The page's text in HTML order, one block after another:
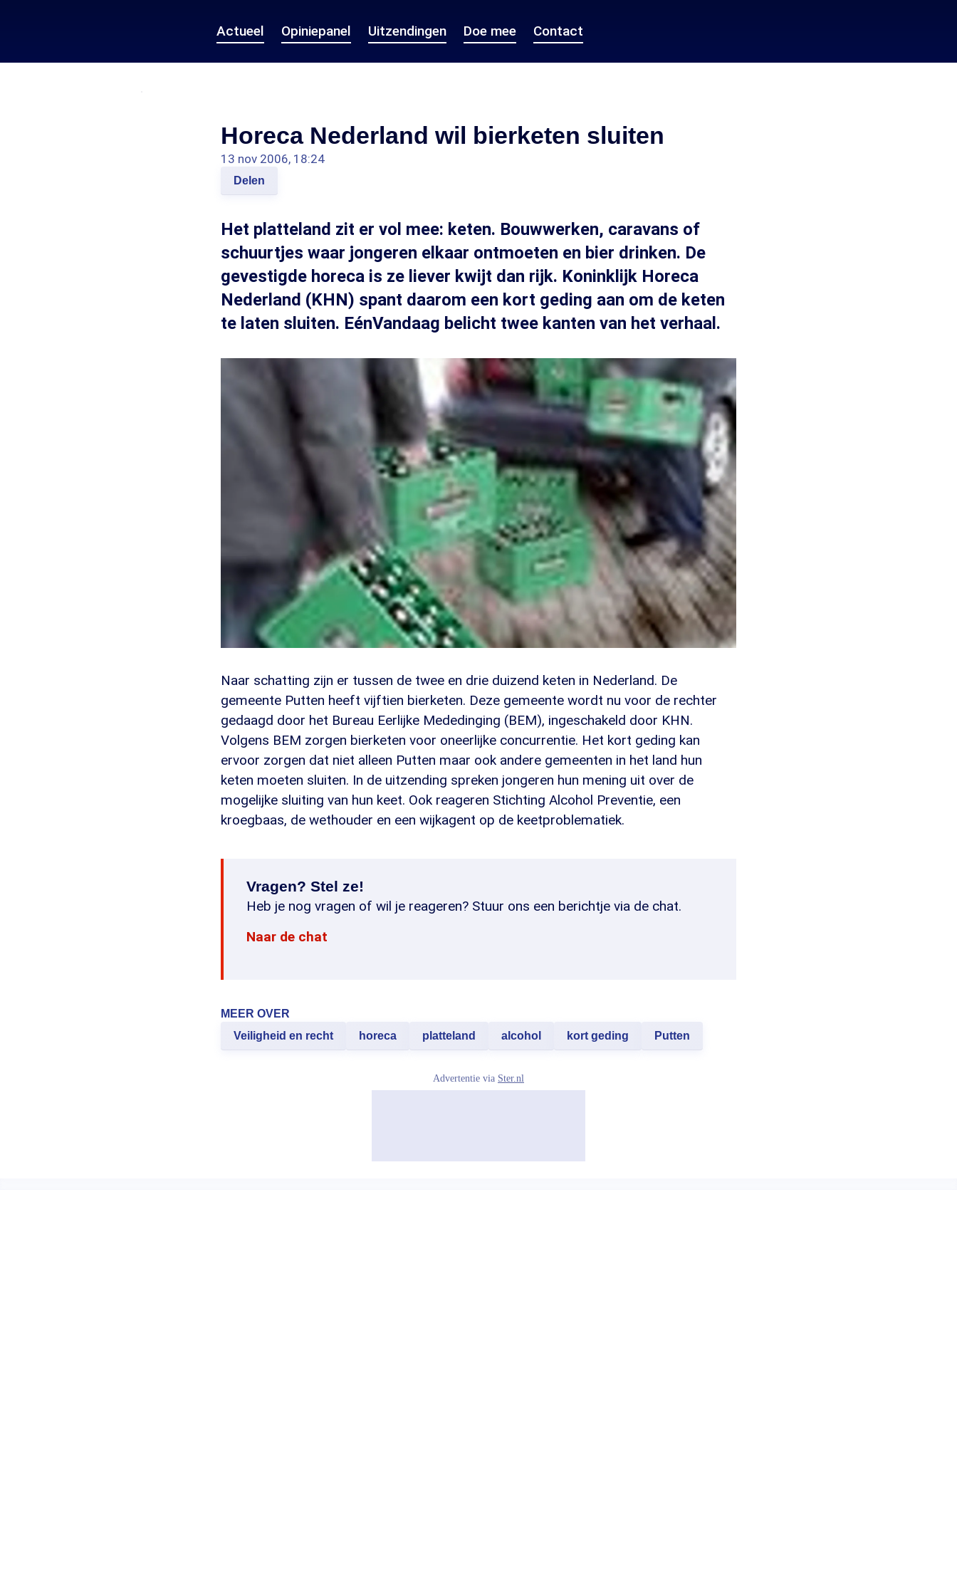
Actueel Opiniepanel Uitzendingen Doe mee Contact
Horeca Nederland wil bierketen sluiten
13 nov 2006, 18:24
Delen
Het platteland zit er vol mee: keten. Bouwwerken, caravans of
schuurtjes waar jongeren elkaar ontmoeten en bier drinken. De
gevestigde horeca is ze liever kwijt dan rijk. Koninklijk Horeca
Nederland (KHN) spant daarom een kort geding aan om de keten
te laten sluiten. EénVandaag belicht twee kanten van het verhaal.
Naar schatting zijn er tussen de twee en drie duizend keten in Nederland. De
gemeente Putten heeft vijftien bierketen. Deze gemeente wordt nu voor de rechter
gedaagd door het Bureau Eerlijke Mededinging (BEM), ingeschakeld door KHN.
Volgens BEM zorgen bierketen voor oneerlijke concurrentie. Het kort geding kan
ervoor zorgen dat niet alleen Putten maar ook andere gemeenten in het land hun
keten moeten sluiten. In de uitzending spreken jongeren hun mening uit over de
mogelijke sluiting van hun keet. Ook reageren Stichting Alcohol Preventie, een
kroegbaas, de wethouder en een wijkagent op de keetproblematiek.
Vragen? Stel ze!
Heb je nog vragen of wil je reageren? Stuur ons een berichtje via de chat.
Naar de chat
MEER OVER
Veiligheid en recht
horeca platteland alcohol kort geding Putten
Advertentie via Ster.nl